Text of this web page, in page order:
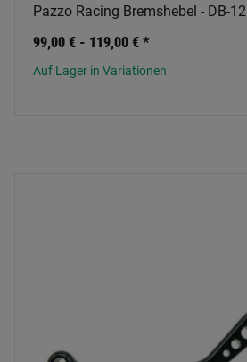
Pazzo Racing Bremshebel - DB-12
99,00 € - 119,00 € *
Auf Lager in Variationen